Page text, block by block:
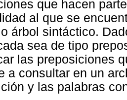
que hacen
al que se
árbol sintáctico.
sea de tipo
las preposiciones
a consultar en un
y las palabras